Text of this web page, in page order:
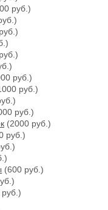
руб.)
руб.)
руб.)
руб.)
(2000 руб.)
руб.)
(600 руб.)